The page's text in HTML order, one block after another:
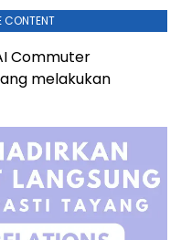
CONTENT
Commuter
melakukan